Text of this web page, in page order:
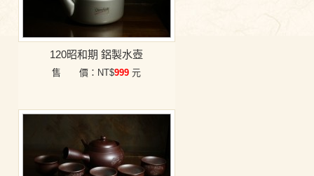
120昭和期 鋁製水壺
售 價：NT$999 元